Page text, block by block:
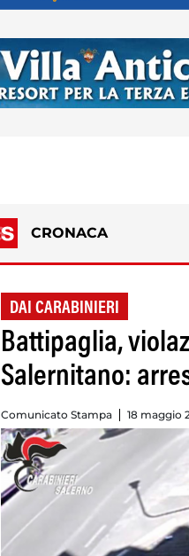
CRONACA
DAI CARABINIERI
Battipaglia,
Salernitano:
Comunicato Stampa 18 maggio